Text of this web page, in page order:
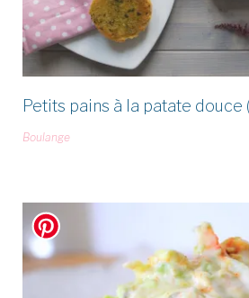
Petits pains à la patate douce
Boulange